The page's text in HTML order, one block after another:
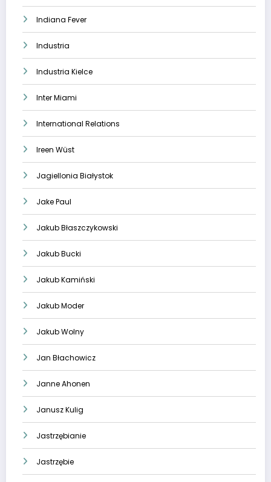
Indiana Fever
Industria
Industria Kielce
Inter Miami
International Relations
Ireen Wüst
Jagiellonia Białystok
Jake Paul
Jakub Błaszczykowski
Jakub Bucki
Jakub Kamiński
Jakub Moder
Jakub Wolny
Jan Błachowicz
Janne Ahonen
Janusz Kulig
Jastrzębianie
Jastrzębie